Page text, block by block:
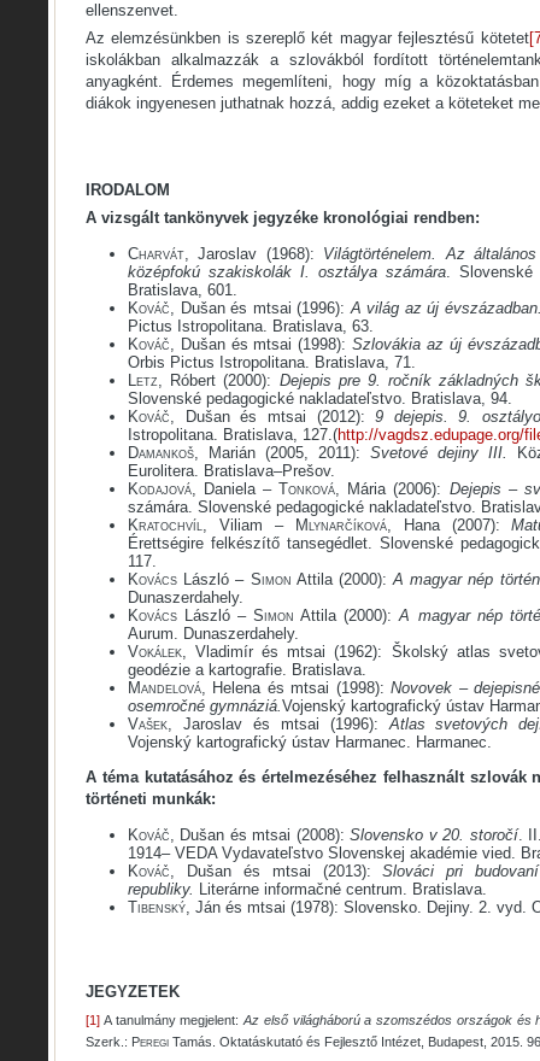
ellenszenvet.
Az elemzésünkben is szereplő két magyar fejlesztésű kötetet
iskolákban alkalmazzák a szlovákból fordított
anyagként. Érdemes megemlíteni, hogy míg a
diákok ingyenesen juthatnak hozzá, addig ezeket a köteteket
IRODALOM
A vizsgált tankönyvek jegyzéke kronológiai rendben:
Charvát, Jaroslav (1968): Világtörténelem. Az
középfokú szakiskolák I. osztálya számára. Slovenské
Bratislava, 601.
Kováč, Dušan és mtsai (1996):A világ az új
Pictus Istropolitana. Bratislava, 63.
Kováč, Dušan és mtsai (1998):Szlovákia az új
Orbis Pictus Istropolitana. Bratislava, 71.
Letz, Róbert (2000): Dejepis pre 9. ročník základných
Slovenské pedagogické nakladateľstvo. Bratislava, 94.
Kováč, Dušan és mtsai (2012):9 dejepis. 9.
Istropolitana. Bratislava, 127.(http://vagdsz.edupage.org/
Damankoš, Marián (2005, 2011): Svetové dejiny III.
Eurolitera. Bratislava–Prešov.
Kodajová, Daniela –Tonková, Mária (2006): Dejepis –
számára. Slovenské pedagogické nakladateľstvo.
Kratochvíl, Viliam – Mlynarčíková, Hana (2007):
Érettségire felkészítő tansegédlet. Slovenské
117.
Kovács László – Simon Attila (2000):A magyar nép
Dunaszerdahely.
Kovács László –Simon Attila (2000):A magyar nép
Aurum. Dunaszerdahely.
Vokálek, Vladimír és mtsai (1962): Školský atlas
geodézie a kartografie. Bratislava.
Mandelová, Helena és mtsai (1998):Novovek –
osemročné gymnáziá.Vojenský kartografický ústav
Vašek, Jaroslav és mtsai (1996):Atlas svetových
Vojenský kartografický ústav Harmanec. Harmanec.
A téma kutatásához és értelmezéséhez felhasznált szlovák
történeti munkák:
Kováč, Dušan és mtsai (2008):Slovensko v 20. storočí.
1914–VEDA Vydavateľstvo Slovenskej akadémie vied.
Kováč, Dušan és mtsai (2013):Slováci pri
republiky. Literárne informačné centrum. Bratislava.
Tibenský, Ján és mtsai (1978): Slovensko. Dejiny. 2. vyd.
JEGYZETEK
[1] A tanulmány megjelent:Az első világháború a szomszédos országok és
Szerk.: Peregi Tamás. Oktatáskutató és Fejlesztő Intézet, Budapest, 2015.